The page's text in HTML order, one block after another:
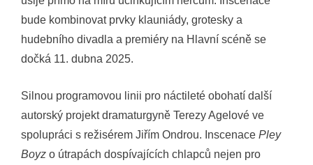
bude kombinovat prvky klauniády, grotesky a
hudebního divadla a premiéry na Hlavní scéně se
dočká 11. dubna 2025.
Silnou programovou linii pro náctileté obohatí další
autorský projekt dramaturgyně Terezy Agelové ve
spolupráci s režisérem Jiřím Ondrou. Inscenace Pley
Boyz o útrapách dospívajících chlapců nejen pro